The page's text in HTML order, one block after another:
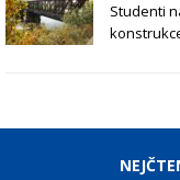
Studenti